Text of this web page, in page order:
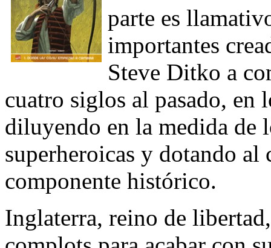
parte es
importantes
Steve Ditko a
cuatro siglos al pasado,
diluyendo en la medida de
superheroicas y dotando
componente histórico.
Inglaterra, reino de